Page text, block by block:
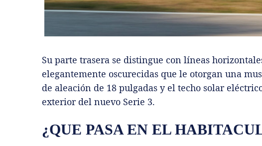
Su parte trasera se distingue con líneas
elegantemente oscurecidas que le otorgan una
de aleación de 18 pulgadas y el techo solar
exterior del nuevo Serie 3.
¿QUE PASA EN EL